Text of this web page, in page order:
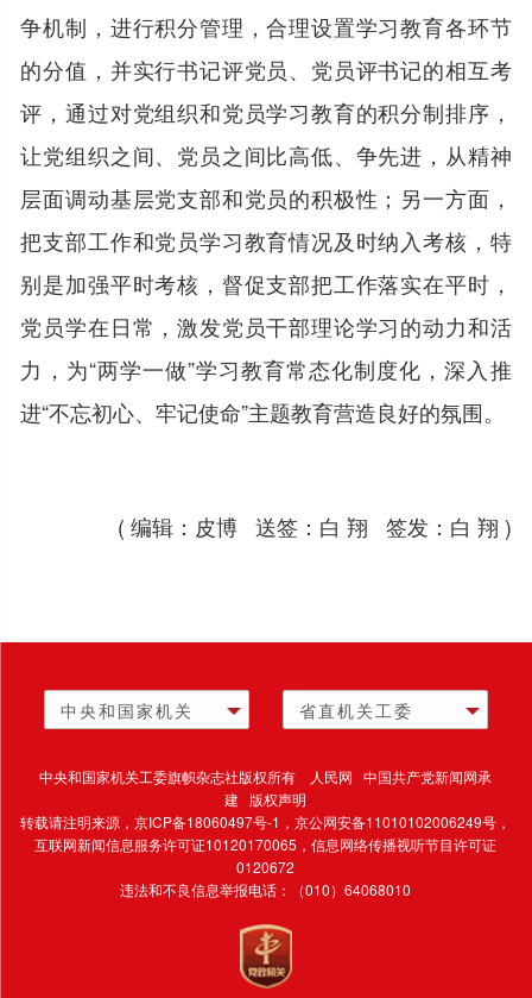
争机制，进行积分管理，合理设置学习教育各环节
的分值，并实行书记评党员、党员评书记的相互考
评，通过对党组织和党员学习教育的积分制排序，
让党组织之间、党员之间比高低、争先进，从精神
层面调动基层党支部和党员的积极性；另一方面，
把支部工作和党员学习教育情况及时纳入考核，特
别是加强平时考核，督促支部把工作落实在平时，
党员学在日常，激发党员干部理论学习的动力和活
力，为“两学一做”学习教育常态化制度化，深入推
进“不忘初心、牢记使命”主题教育营造良好的氛围。
( 编辑：皮博 送签：白 翔 签发：白 翔 )
中央和国家机关 省直机关工委
中央和国家机关工委旗帜杂志社版权所有 人民网 中国共产党新闻网承
建 版权声明
转载请注明来源，京ICP备18060497号-1 ，京公网安备11010102006249号，
互联网新闻信息服务许可证10120170065，信息网络传播视听节目许可证
0120672
违法和不良信息举报电话：（010）64068010